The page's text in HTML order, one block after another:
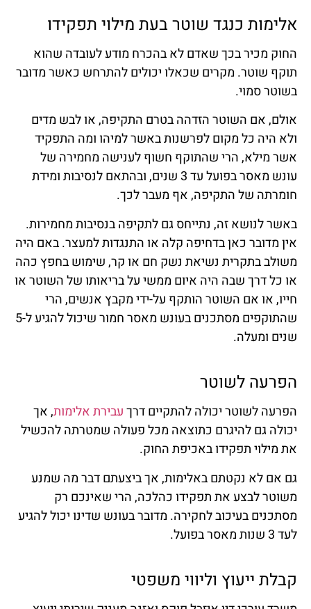
אלימות כנגד שוטר בעת מילוי תפקידו
החוק מכיר בכך שאדם לא בהכרח מודע לעובדה שהוא
תוקף שוטר. מקרים שכאלו יכולים להתרחש כאשר מדובר
בשוטר סמוי.
אולם, אם השוטר הזדהה בטרם התקיפה, או לבש מדים
ולא היה כל מקום לפרשנות באשר למיהו ומה התפקיד
אשר מילא, הרי שהתוקף חשוף לענישה מחמירה של
עונש מאסר בפועל עד 3 שנים, ובהתאם לנסיבות ומידת
חומרתה של התקיפה, אף מעבר לכך.
באשר לנושא זה, נתייחס גם לתקיפה בנסיבות מחמירות.
אין מדובר כאן בדחיפה קלה או התנגדות למעצר. באם היה
משולב בתקרית נשיאת נשק חם או קר, שימוש בחפץ כהה
או כל דרך שבה היה איום ממשי על בריאותו של השוטר או
חייו, או אם השוטר הותקף על-ידי מקבץ אנשים, הרי
שהתוקפים מסתכנים בעונש מאסר חמור שיכול להגיע ל-5
שנים ומעלה.
הפרעה לשוטר
הפרעה לשוטר יכולה להתקיים דרךעבירת אלימות, אך
יכולה גם להיגרם כתוצאה מכל פעולה שמטרתה להכשיל
את מילוי תפקידו באכיפת החוק.
גם אם לא נקטתם באלימות, אך ביצעתם דבר מה שמנע
משוטר לבצע את תפקידו כהלכה, הרי שאינכם רק
מסתכנים בעיכוב לחקירה. מדובר בעונש שדינו יכול להגיע
לעד 3 שנות מאסר בפועל.
קבלת ייעוץ וליווי משפטי